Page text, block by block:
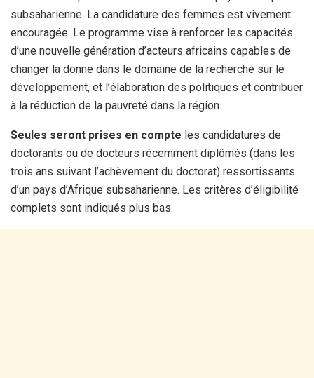
subsaharienne. La candidature des femmes est vivement
encouragée. Le programme vise à renforcer les capacités
d’une nouvelle génération d’acteurs africains capables de
changer la donne dans le domaine de la recherche sur le
développement, et l’élaboration des politiques et contribuer
à la réduction de la pauvreté dans la région.
Seules seront prises en compte les candidatures de
doctorants ou de docteurs récemment diplômés (dans les
trois ans suivant l’achèvement du doctorat) ressortissants
d’un pays d’Afrique subsaharienne. Les critères d’éligibilité
complets sont indiqués plus bas.